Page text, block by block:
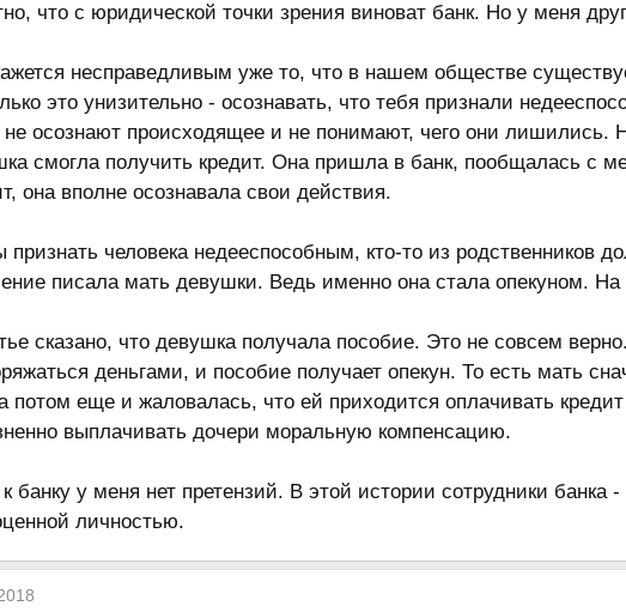
что с юридической точки зрения виноват банк. Но у меня
несправедливым уже то, что в нашем обществе
это унизительно - осознавать, что тебя признали
осознают происходящее и не понимают, чего они лишились.
смогла получить кредит. Она пришла в банк, пообщалась с
она вполне осознавала свои действия.
признать человека недееспособным, кто-то из родственников
писала мать девушки. Ведь именно она стала опекуном.
сказано, что девушка получала пособие. Это не совсем
деньгами, и пособие получает опекун. То есть мать
потом еще и жаловалась, что ей приходится оплачивать
выплачивать дочери моральную компенсацию.
банку у меня нет претензий. В этой истории сотрудники
личностью.